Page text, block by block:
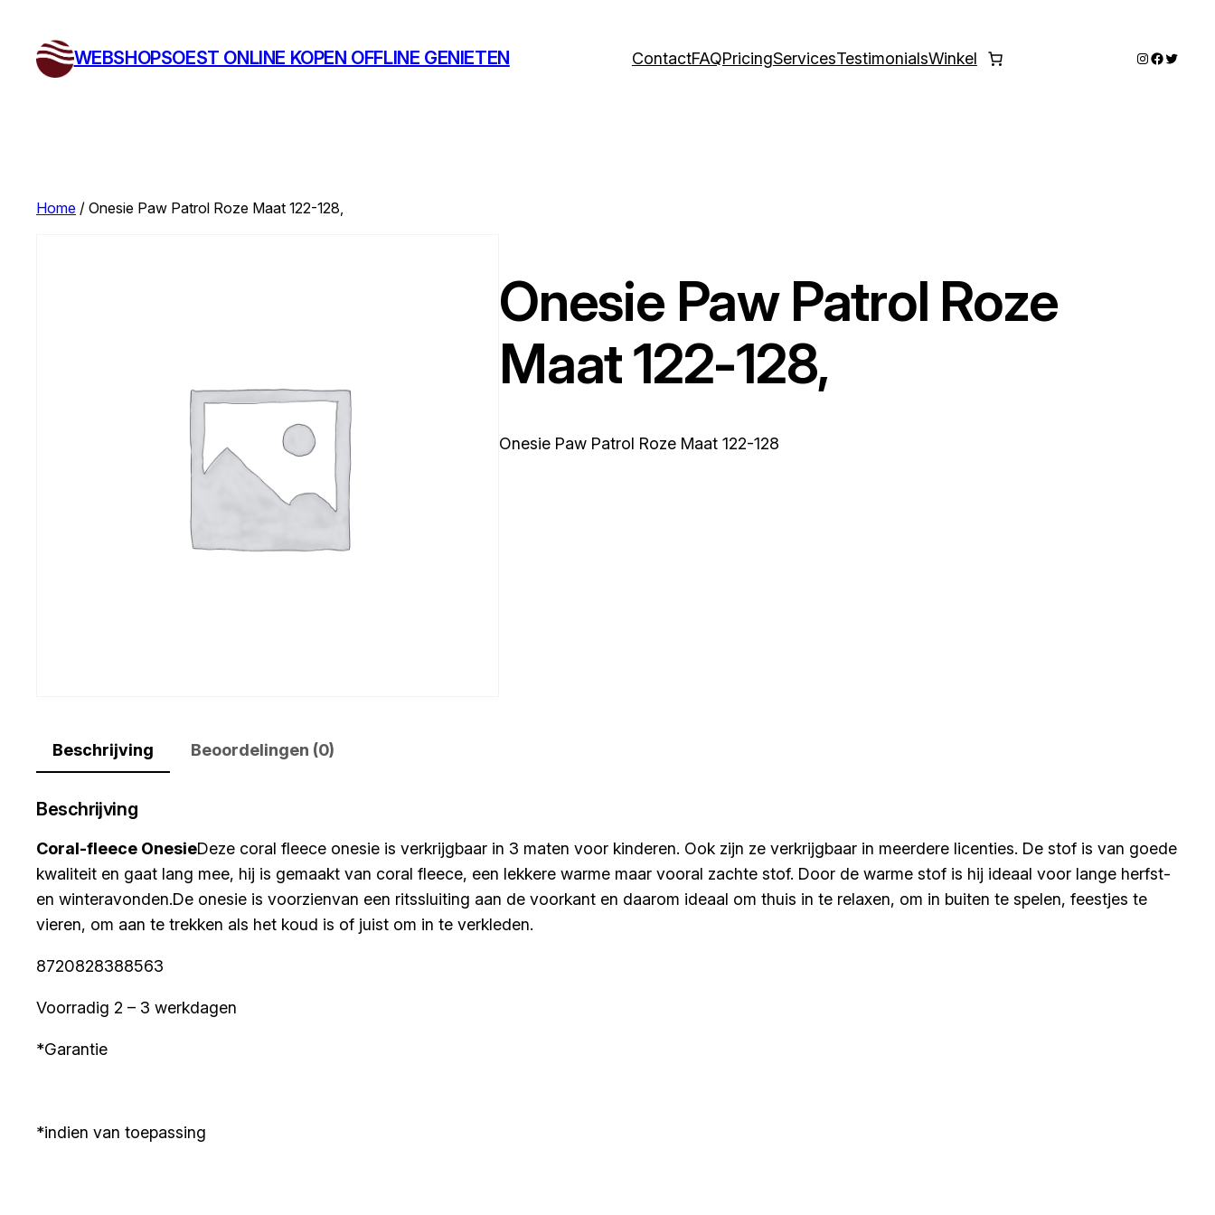
WEBSHOPSOEST ONLINE KOPEN OFFLINE GENIETEN ContactFAQPricingServicesTestimonialsWinkel Instagram
Twitter
Home / Onesie Paw Patrol Roze Maat 122-128,
Onesie Paw Patrol Roze
Maat 122-128,
Onesie Paw Patrol Roze Maat 122-128
Beschrijving Beoordelingen (0)
Beschrijving
Coral-fleece OnesieDeze coral fleece onesie is verkrijgbaar in 3 maten voor kinderen. Ook zijn ze verkrijgbaar in meerdere licenties. De stof is van goede
kwaliteit en gaat lang mee, hij is gemaakt van coral fleece, een lekkere warme maar vooral zachte stof. Door de warme stof is hij ideaal voor lange herfst-
en winteravonden.De onesie is voorzienvan een ritssluiting aan de voorkant en daarom ideaal om thuis in te relaxen, om in buiten te spelen, feestjes te
vieren, om aan te trekken als het koud is of juist om in te verkleden.
8720828388563
Voorradig 2 – 3 werkdagen
*Garantie
*indien van toepassing